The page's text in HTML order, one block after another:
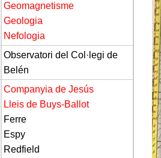
Geomagnetisme
Geologia
Nefologia
Observatori del Col·legi de
Belén
Companyia de Jesús
Lleis de Buys-Ballot
Ferre
Espy
Redfield